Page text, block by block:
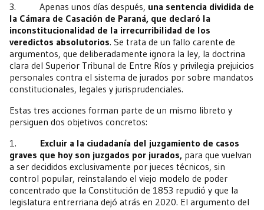
3. Apenas unos días después, una sentencia dividida de
la Cámara de Casación de Paraná, que declaró la
inconstitucionalidad de la irrecurribilidad de los
veredictos absolutorios. Se trata de un fallo carente de
argumentos, que deliberadamente ignora la ley, la doctrina
clara del Superior Tribunal de Entre Ríos y privilegia prejuicios
personales contra el sistema de jurados por sobre mandatos
constitucionales, legales y jurisprudenciales.
Estas tres acciones forman parte de un mismo libreto y
persiguen dos objetivos concretos:
1.
Excluir a la ciudadanía del juzgamiento de casos
graves que hoy son juzgados por jurados, para que vuelvan
a ser decididos exclusivamente por jueces técnicos, sin
control popular, reinstalando el viejo modelo de poder
concentrado que la Constitución de 1853 repudió y que la
legislatura entrerriana dejó atrás en 2020. El argumento del